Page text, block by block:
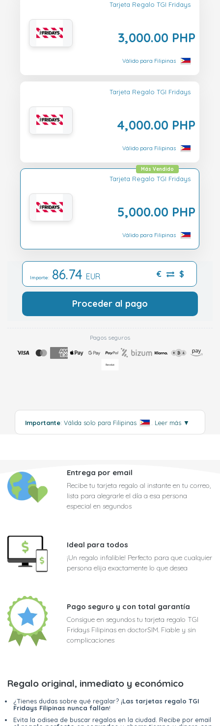
Tarjeta Regalo TGI Fridays
3,000.00 PHP
Válido para Filipinas
Tarjeta Regalo TGI Fridays
4,000.00 PHP
Válido para Filipinas
Tarjeta Regalo TGI Fridays
5,000.00 PHP
Más Vendido
Válido para Filipinas
Importe: 86.74 EUR € $
Proceder al pago
Pagos seguros
Importante: Válida solo para Filipinas Leer más ▼
Entrega por email
Recibe tu tarjeta regalo al instante en tu correo,
lista para alegrarle el día a esa persona
especial en segundos
Ideal para todos
¡Un regalo infalible! Perfecto para que cualquier
persona elija exactamente lo que desea
Pago seguro y con total garantía
Consigue en segundos tu tarjeta regalo TGI
Fridays Filipinas en doctorSIM. Fiable y sin
complicaciones
Regalo original, inmediato y económico
¿Tienes dudas sobre qué regalar? ¡Las tarjetas regalo TGI
Fridays Filipinas nunca fallan!
Evita la odisea de buscar regalos en la ciudad. Recibe por email